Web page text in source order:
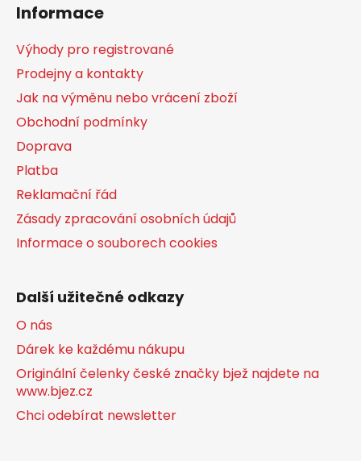
Informace
Výhody pro registrované
Prodejny a kontakty
Jak na výměnu nebo vrácení zboží
Obchodní podmínky
Doprava
Platba
Reklamační řád
Zásady zpracování osobních údajů
Informace o souborech cookies
Další užitečné odkazy
O nás
Dárek ke každému nákupu
Originální čelenky české značky bjež najdete na
www.bjez.cz
Chci odebírat newsletter